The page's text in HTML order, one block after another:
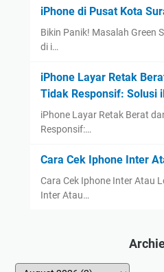
iPhone di Pusat Kota
Bikin Panik! Masalah Green
di i…
iPhone Layar Retak
Tidak Responsif: Solusi
iPhone Layar Retak Berat
Responsif:…
Cara Cek Iphone Inter
Cara Cek Iphone Inter Atau
Inter Atau…